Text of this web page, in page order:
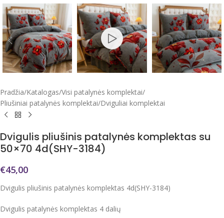
Pradžia/Katalogas/Visi patalynės komplektai/
Pliušiniai patalynės komplektai/Dviguliai komplektai
Dvigulis pliušinis patalynės komplektas su
50×70 4d(SHY-3184)
€45,00
Dvigulis pliušinis patalynės komplektas 4d(SHY-3184)
Dvigulis patalynės komplektas 4 dalių